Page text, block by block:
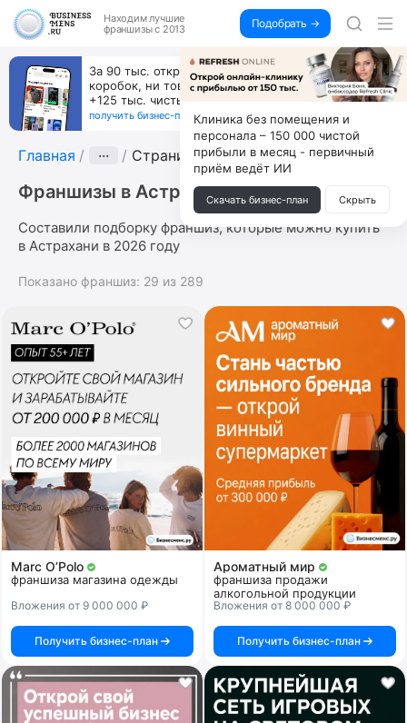
Находим лучшие
франшизы с 2013
Подобрать →
За 90 тыс. открой магазин на Авито, дома ни
коробок, ни товара, ни склада, зато каждый месяц
+125 тыс. чистыми
получить бизнес-план ↓
Главная ··· Страница 3
Франшизы в Астрахани
Составили подборку франшиз, которые можно купить
в Астрахани в 2026 году
Показано франшиз: 29 из 289
Marc O’Polo
франшиза магазина одежды
Вложения от 9 000 000 ₽
Получить бизнес-план
Ароматный мир
франшиза продажи
алкогольной продукции
Вложения от 8 000 000 ₽
Получить бизнес-план
Клиника без помещения и
персонала – 150 000 чистой
прибыли в месяц - первичный
приём ведёт ИИ
Скачать бизнес-план Скрыть